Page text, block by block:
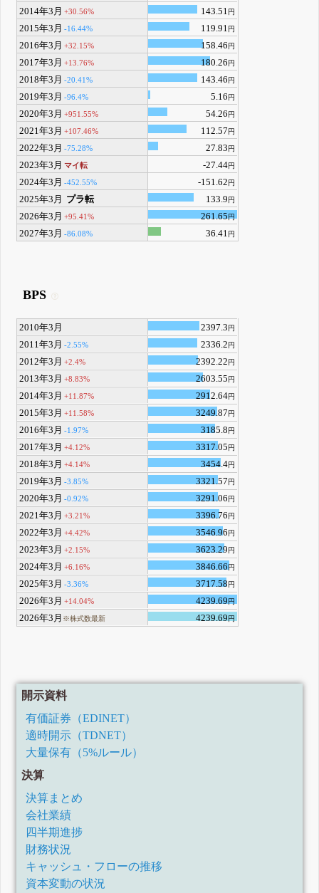
2014年3月 +30.56% 143.51 円
2015年3月 -16.44% 119.91 円
2016年3月 +32.15% 158.46円
2017年3月 +13.76% 180.26円
2018年3月 -20.41% 143.46円
2019年3月 -96.4% 5.16円
2020年3月 +951.55% 54.26円
2021年3月 +107.46% 112.57円
2022年3月 -75.28% 27.83円
2023年3月 マイ転 -27.44円
2024年3月 -452.55% -151.62円
2025年3月 プラ転 133.9円
2026年3月 +95.41% 261.65円
2027年3月 -86.08% 36.41 円
BPS
2010年3月 2397.3円
2011年3月 -2.55% 2336.2円
2012年3月 +2.4% 2392.22円
2013年3月 +8.83% 2603.55円
2014年3月 +11.87% 2912.64円
2015年3月 +11.58% 3249.87円
2016年3月 -1.97% 3185.8円
2017年3月 +4.12% 3317.05円
2018年3月 +4.14% 3454.4円
2019年3月 -3.85% 3321.57円
2020年3月 -0.92% 3291.06円
2021年3月 +3.21% 3396.76円
2022年3月 +4.42% 3546.96円
2023年3月 +2.15% 3623.29円
2024年3月 +6.16% 3846.66円
2025年3月 -3.36% 3717.58円
2026年3月 +14.04% 4239.69円
2026年3月 ※株式数最新 4239.69円
開示資料
有価証券（EDINET）
適時開示（TDNET）
大量保有（5%ルール）
決算
決算まとめ
会社業績
四半期進捗
財務状況
キャッシュ・フローの推移
資本変動の状況